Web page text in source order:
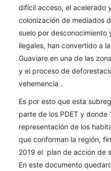
difícil acceso, el acelerado
colonización de mediados
suelo por desconocimiento
ilegales, han convertido a
Guaviare en una de las
y el proceso de
vehemencia .
Es por esto que esta
parte de los PDET y
representación de los
que conforman la región,
2019 el plan de acción de
En este documento